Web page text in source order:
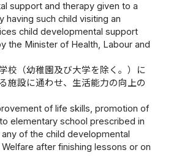
support and therapy given to a
such child visiting an
child developmental support
the Minister of Health, Labour and
校（幼稚園及び大学を除く。）に
施設に通わせ、生活能力の向上の
of life skills, promotion of
elementary school prescribed in
of the child developmental
after finishing lessons or on